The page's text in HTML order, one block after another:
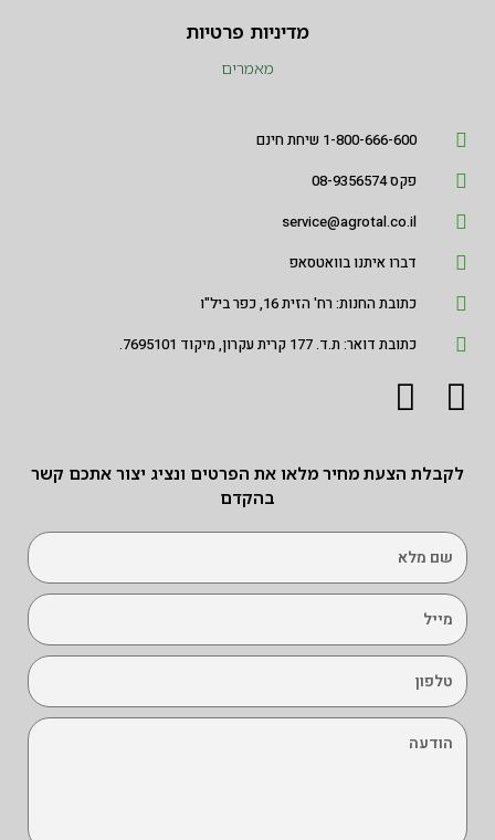
מדיניות פרטיות
מאמרים
1-800-666-600 שיחת חינם
פקס 08-9356574
service@agrotal.co.il
דברו איתנו בוואטסאפ
כתובת החנות: רח' הזית 16, כפר ביל"ו
כתובת דואר: ת.ד. 177 קרית עקרון, מיקוד 7695101.
לקבלת הצעת מחיר מלאו את הפרטים ונציג יצור אתכם קשר
בהקדם